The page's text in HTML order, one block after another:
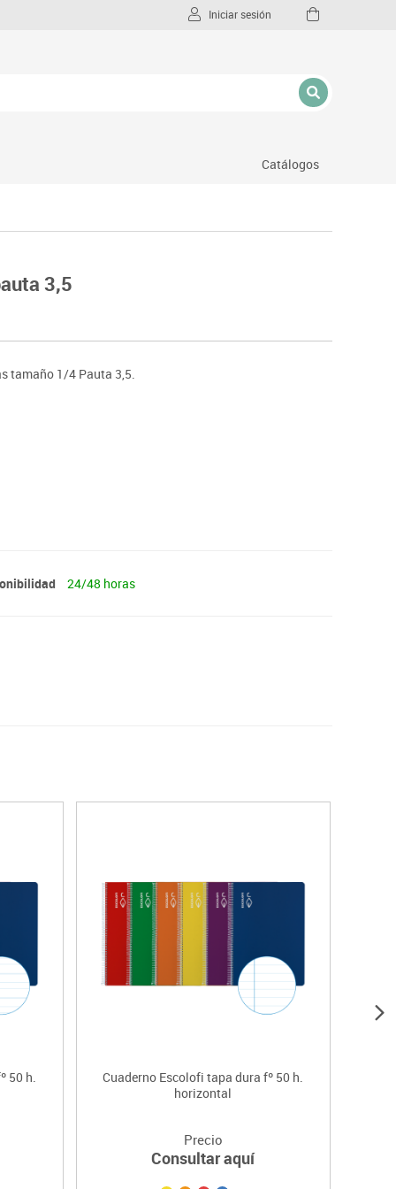
Iniciar sesión
Catálogos
3,5
tamaño 1/4 Pauta 3,5.
24/48 horas
50 h.
Cuaderno Escolofi tapa dura fº 50 h.
horizontal
Precio
Consultar aquí